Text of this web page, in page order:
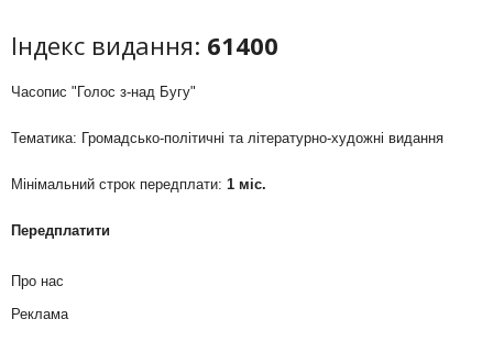
Індекс видання: 61400
Часопис "Голос з-над Бугу"
Тематика: Громадсько-політичні та літературно-художні видання
Мінімальний строк передплати: 1 міс.
Передплатити
Про нас
Реклама